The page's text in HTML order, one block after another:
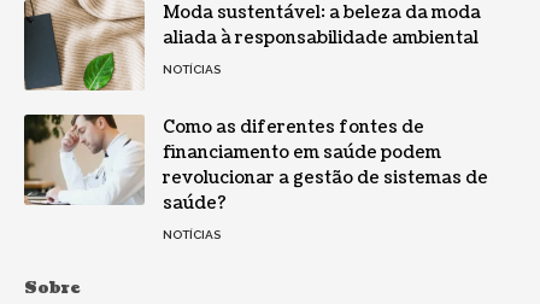
Moda sustentável: a beleza da moda
aliada à responsabilidade ambiental
NOTÍCIAS
Como as diferentes fontes de
financiamento em saúde podem
revolucionar a gestão de sistemas de
saúde?
NOTÍCIAS
Sobre